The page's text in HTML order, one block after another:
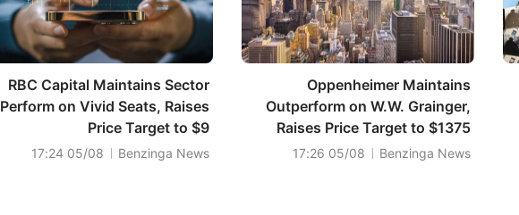
Oppenheimer Maintains
Outperform on W.W. Grainger,
Raises Price Target to $1375
Benzinga News
05/08 17:26
RBC Capital Maintains Sector
Perform on Vivid Seats, Raises
Price Target to $9
Benzinga News
05/08 17:24